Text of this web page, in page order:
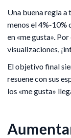
Una buena regla a
menos el 4%-10%
en «me gusta».
visualizaciones,
El objetivo final
resuene con sus
los «me gusta»